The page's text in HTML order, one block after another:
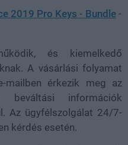
2019 Pro Keys - Bundle -
és kiemelkedő
A vásárlási folyamat
mailben érkezik meg az
információk
Az ügyfélszolgálat 24/7-
kérdés esetén.